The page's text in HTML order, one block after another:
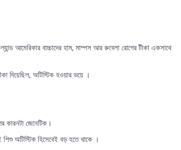
আমেরিকার বাচ্চাদের হাম, মাম্পস আর রুবেলা রোগের টীকা একসাথে
দিয়েছিল, অটিস্টিক হওয়ার ভয়ে ।
কারনটা জেনেটিক।
অটিস্টিক হিসেবেই বড় হতে থাকে ।